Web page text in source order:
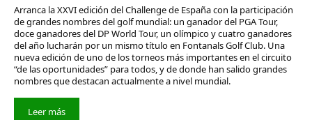
Arranca la XXVI edición del Challenge de España con la participación
de grandes nombres del golf mundial: un ganador del PGA Tour,
doce ganadores del DP World Tour, un olímpico y cuatro ganadores
del año lucharán por un mismo título en Fontanals Golf Club. Una
nueva edición de uno de los torneos más importantes en el circuito
“de las oportunidades” para todos, y de donde han salido grandes
nombres que destacan actualmente a nivel mundial.
Leer más